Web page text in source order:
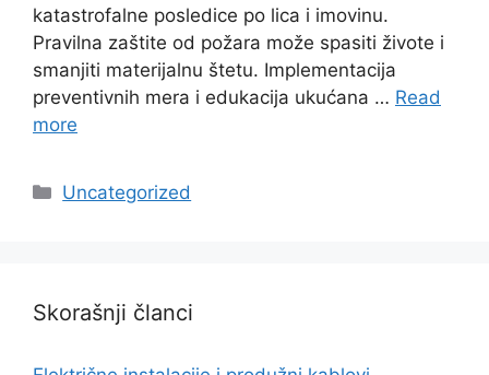
katastrofalne posledice po lica i imovinu.
Pravilna zaštite od požara može spasiti živote i
smanjiti materijalnu štetu. Implementacija
preventivnih mera i edukacija ukućana … Read
more
Categories
Uncategorized
Skorašnji članci